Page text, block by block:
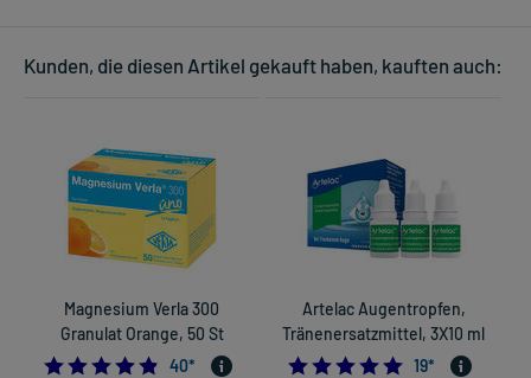
Kunden, die diesen Artikel gekauft haben, kauften auch:
Magnesium Verla 300
Granulat Orange, 50 St
4.825
40*
Artelac Augentropfen,
Tränenersatzmittel, 3X10 ml
19*